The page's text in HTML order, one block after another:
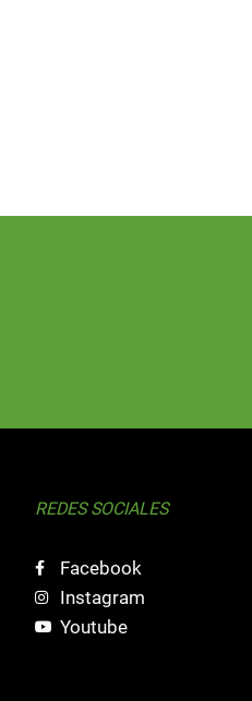
REDES SOCIALES
Facebook
Instagram
Youtube